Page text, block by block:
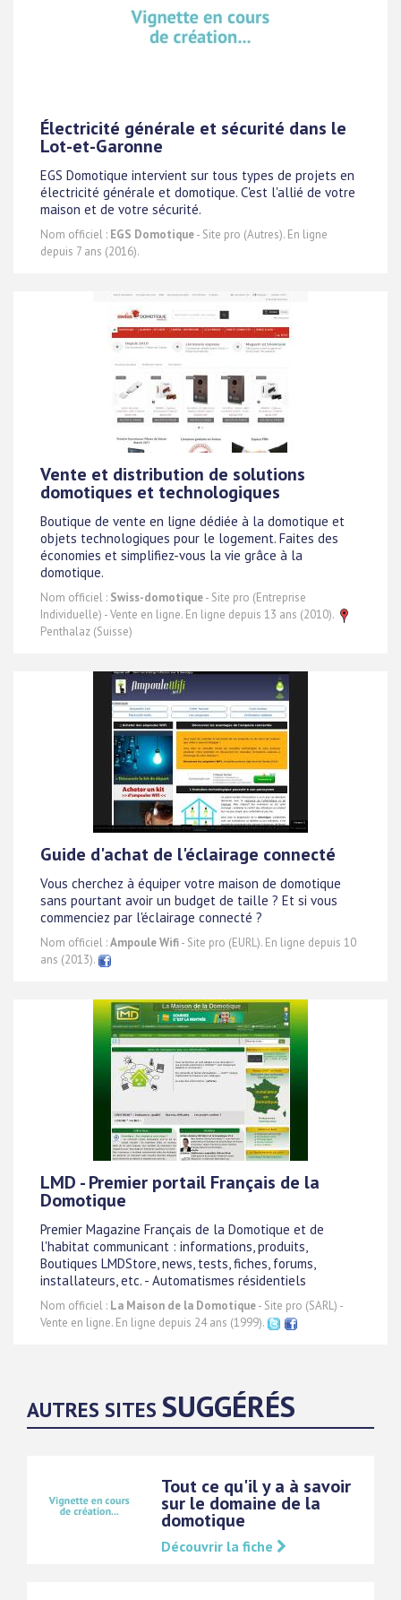
Électricité générale et sécurité dans le
Lot-et-Garonne
EGS Domotique intervient sur tous types de projets en
électricité générale et domotique. C'est l'allié de votre
maison et de votre sécurité.
Nom officiel : EGS Domotique- Site pro (Autres). En ligne
depuis 7 ans (2016).
Vente et distribution de solutions
domotiques et technologiques
Boutique de vente en ligne dédiée à la domotique et
objets technologiques pour le logement. Faites des
économies et simplifiez-vous la vie grâce à la
domotique.
Nom officiel : Swiss-domotique- Site pro (Entreprise
Individuelle) - Vente en ligne. En ligne depuis 13 ans (2010).
Penthalaz (Suisse)
Guide d'achat de l'éclairage connecté
Vous cherchez à équiper votre maison de domotique
sans pourtant avoir un budget de taille ? Et si vous
commenciez par l'éclairage connecté ?
Nom officiel :Ampoule Wifi- Site pro (EURL). En ligne depuis 10
ans (2013).
LMD - Premier portail Français de la
Domotique
Premier Magazine Français de la Domotique et de
l'habitat communicant : informations, produits,
Boutiques LMDStore, news, tests, fiches, forums,
installateurs, etc. - Automatismes résidentiels
Nom officiel : La Maison de la Domotique- Site pro (SARL) -
Vente en ligne. En ligne depuis 24 ans (1999).
AUTRES SITES SUGGÉRÉS
Tout ce qu'il y a à savoir
sur le domaine de la
domotique
Découvrir la fiche